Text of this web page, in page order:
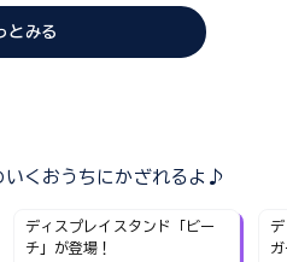
とみる
いくおうちにかざれるよ♪
ディスプレイスタンド「ビー
チ」が登場！
デ